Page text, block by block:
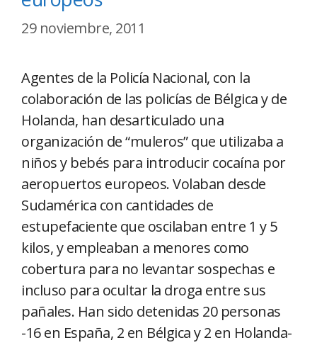
29 noviembre, 2011
Agentes de la Policía Nacional, con la
colaboración de las policías de Bélgica y de
Holanda, han desarticulado una
organización de “muleros” que utilizaba a
niños y bebés para introducir cocaína por
aeropuertos europeos. Volaban desde
Sudamérica con cantidades de
estupefaciente que oscilaban entre 1 y 5
kilos, y empleaban a menores como
cobertura para no levantar sospechas e
incluso para ocultar la droga entre sus
pañales. Han sido detenidas 20 personas
-16 en España, 2 en Bélgica y 2 en Holanda-